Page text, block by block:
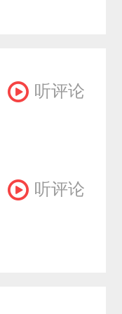
听评论
听评论